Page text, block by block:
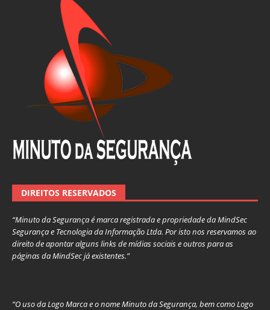
DIREITOS RESERVADOS
“Minuto da Segurança é marca registrada e propriedade da MindSec
Segurança e Tecnologia da Informação Ltda. Por isto nos reservamos ao
direito de apontar alguns links de mídias sociais e outros para as
páginas da MindSec já existentes.”
“O uso da Logo Marca e o nome Minuto da Segurança, bem como Logo